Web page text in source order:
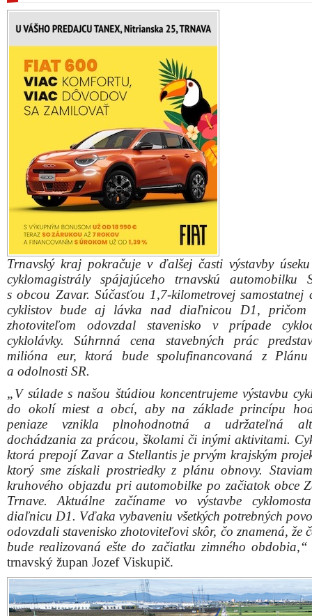
Trnavský kraj pokračuje v ďalšej časti výstavby úseku
cyklomagistrály spájajúceho trnavskú automobilku
s obcou Zavar. Súčasťou 1,7-kilometrovej samostatnej
cyklistov bude aj lávka nad diaľnicou D1,
zhotoviteľom odovzdal stavenisko v prípade
cyklolávky. Súhrnná cena stavebných prác
milióna eur, ktorá bude spolufinancovaná z Plánu
a odolnosti SR.
„V súlade s našou štúdiou koncentrujeme výstavbu
do okolí miest a obcí, aby na základe princípu
peniaze vznikla plnohodnotná a udržateľná
dochádzania za prácou, školami či inými aktivitami.
ktorá prepojí Zavar a Stellantis je prvým krajským
ktorý sme získali prostriedky z plánu obnovy.
kruhového objazdu pri automobilke po začiatok obce
Trnave. Aktuálne začíname vo výstavbe
diaľnicu D1. Vďaka vybaveniu všetkých potrebných
odovzdali stavenisko zhotoviteľovi skôr, čo znamená, že
bude realizovaná ešte do začiatku zimného obdobia,“
trnavský župan Jozef Viskupič.